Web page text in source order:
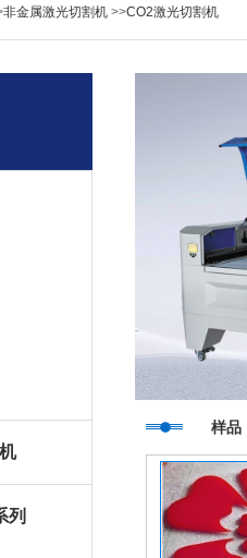
非金属激光切割机 >>CO2激光切割机
列
样品